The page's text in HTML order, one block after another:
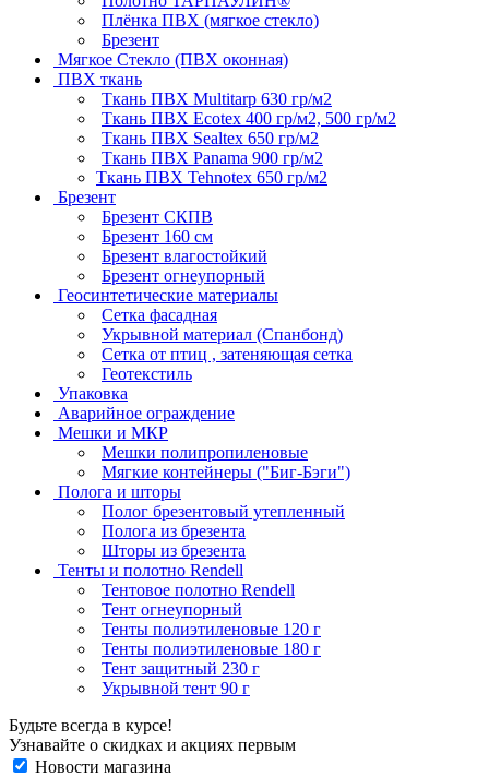
Плёнка ПВХ (мягкое стекло)
Брезент
Мягкое Стекло (ПВХ оконная)
ПВХ ткань
Ткань ПВХ Multitarp 630 гр/м2
Ткань ПВХ Ecotex 400 гр/м2, 500 гр/м2
Ткань ПВХ Sealtex 650 гр/м2
Ткань ПВХ Panama 900 гр/м2
Ткань ПВХ Tehnotex 650 гр/м2
Брезент
Брезент СКПВ
Брезент 160 см
Брезент влагостойкий
Брезент огнеупорный
Геосинтетические материалы
Сетка фасадная
Укрывной материал (Спанбонд)
Сетка от птиц , затеняющая сетка
Геотекстиль
Упаковка
Аварийное ограждение
Мешки и МКР
Мешки полипропиленовые
Мягкие контейнеры ("Биг-Бэги")
Полога и шторы
Полог брезентовый утепленный
Полога из брезента
Шторы из брезента
Тенты и полотно Rendell
Тентовое полотно Rendell
Тент огнеупорный
Тенты полиэтиленовые 120 г
Тенты полиэтиленовые 180 г
Тент защитный 230 г
Укрывной тент 90 г
Будьте всегда в курсе!
Узнавайте о скидках и акциях первым
Новости магазина